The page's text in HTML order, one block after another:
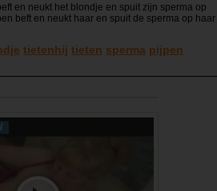
en neukt het blondje en spuit zijn sperma op
beft en neukt haar en spuit de sperma op haar
tietenhij tieten sperma pijpen